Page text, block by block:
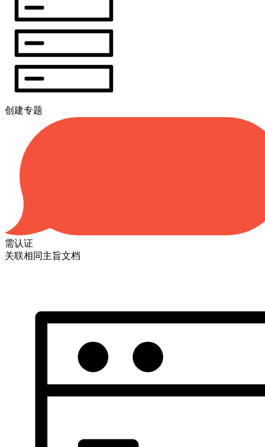
创建专题
需认证
关联相同主旨文档